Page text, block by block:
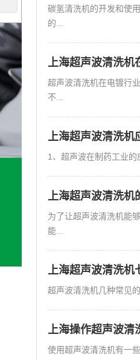
碳氢清洗机的开发和使
的...
上海超声波清洗机
超声波清洗机在电镀行
不...
上海超声波清洗机
1、超声波在制药工业
上海超声波清洗机
为了让超声波清洗机能
能...
上海超声波清洗机
超声波清洗机几种常见
上海操作超声波清
使用超声波清洗机有一